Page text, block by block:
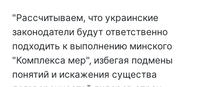
"Рассчитываем, что украинские
законодатели будут ответственно
подходить к выполнению минского
"Комплекса мер", избегая подмены
понятий и искажения существа